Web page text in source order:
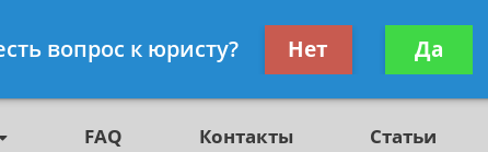
юрист
Получите консультацию
бесплатно
FAQ Контакты Статьи
вопрос к юристу? Нет Да